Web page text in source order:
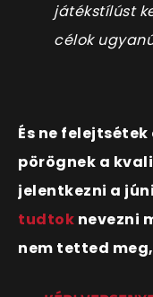
játékstílúst
célok
És ne
pörögnek a
jelentkezni a
tudtok nevezni
nem tetted